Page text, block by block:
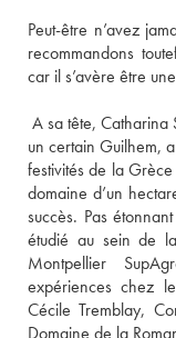
Peut-être n’avez
recommandons
A sa tête, Catharina
un certain Guilhem,
festivités de la
domaine d’un
succès. Pas
étudié au sein de
Montpellier
expériences chez
Cécile Tremblay,